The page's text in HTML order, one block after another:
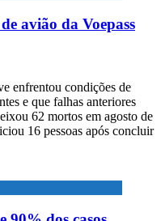
avião da Voepass
enfrentou condições de
e que falhas anteriores
62 mortos em agosto de
16 pessoas após concluir